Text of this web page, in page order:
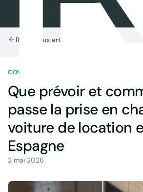
Retour aux articles
CONSEILS LOCATION
Que prévoir et
passe la prise en
voiture de location
Espagne
2 mai 2026